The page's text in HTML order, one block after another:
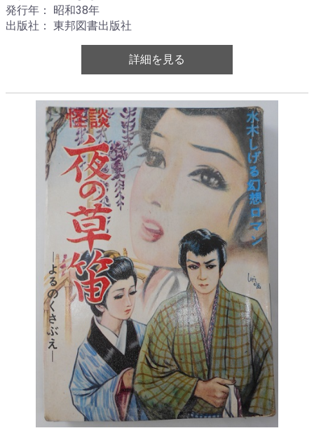
発行年： 昭和38年
出版社： 東邦図書出版社
詳細を見る